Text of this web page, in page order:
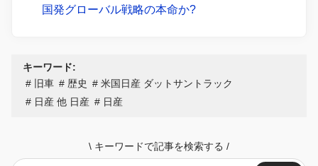
国発グローバル戦略の本命か?
キーワード:
旧車
歴史
米国日産 ダットサントラック
日産 他 日産
日産
\ キーワードで記事を検索する /